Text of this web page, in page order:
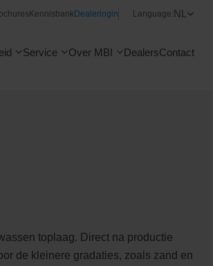
KennisbankDealerlogin Language:NL
Service Over MBI DealersContact
toplaag. Direct na productie
de kleinere gradaties, zoals zand en